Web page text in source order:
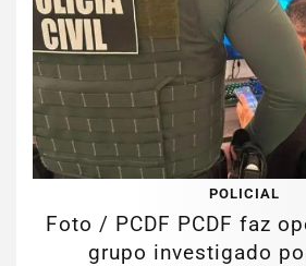
POLICIAL
Foto / PCDF PCDF faz
grupo investigado